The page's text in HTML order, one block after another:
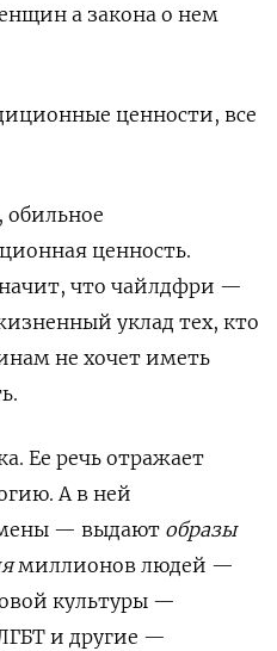
а закона о нем
ценности, все
ценность.
что чайлдфри —
уклад тех, кто
не хочет иметь
Ее речь отражает
А в ней
— выдают образы
миллионов людей —
культуры —
и другие —